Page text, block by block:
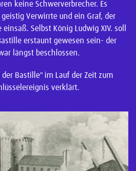
keine Schwerverbrecher. Es
Verwirrte und ein Graf, der
Selbst König Ludwig XIV. soll
erstaunt gewesen sein- der
längst beschlossen.
Bastille" im Lauf der Zeit zum
verklärt.